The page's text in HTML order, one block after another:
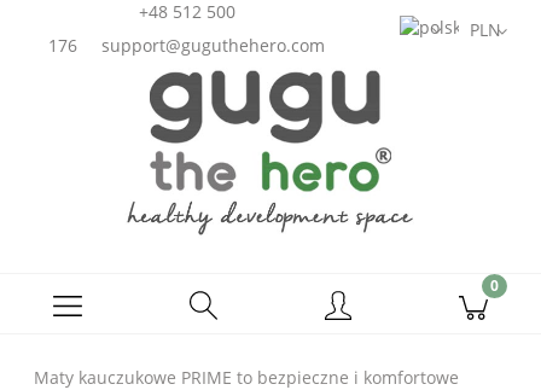
+48 512 500
176
support@guguthehero.com
Maty kauczukowe PRIME to bezpieczne i komfortowe